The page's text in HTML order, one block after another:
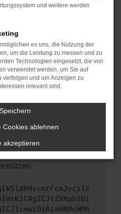
helfen, vorübergehende
dein Browser und dein
dem neuesten Stand
nicht nur ein
kann auch dazu
Funktionen nicht mehr
Webseitenbetreiber.
Schritte versucht
bitte. Wir werden
zu beheben. Du kannst
um uns bei der
und weitere werden
es uns, die Nutzung der
um die Leistung zu messen und zu
Technologien eingesetzt, die von
verwendet werden, um Sie auf
verfolgen und um Anzeigen zu
relevant sind.
Speichern
Cookies ablehnen
akzeptieren